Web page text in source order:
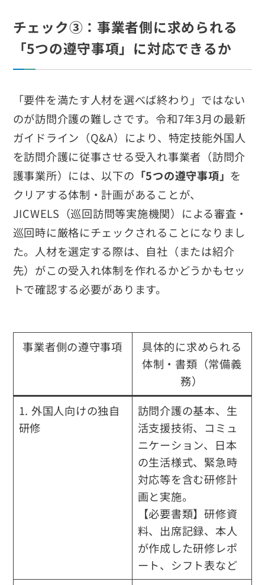
チェック③：事業者側に求められる
「5つの遵守事項」に対応できるか
「要件を満たす人材を選べば終わり」ではない
のが訪問介護の難しさです。令和7年3月の最新
ガイドライン（Q&A）により、特定技能外国人
を訪問介護に従事させる受入れ事業者（訪問介
護事業所）には、以下の 「5つの遵守事項」 を
クリアする体制・計画があることが、
JICWELS（巡回訪問等実施機関）による審査・
巡回時に厳格にチェックされることになりまし
た。人材を選定する際は、自社（または紹介
先）がこの受入れ体制を作れるかどうかもセッ
トで確認する必要があります。
事業者側の遵守事項
具体的に求められる
体制・書類（常備義
務）
1. 外国人向けの独自
研修
訪問介護の基本、生
活支援技術、コミュ
ニケーション、日本
の生活様式、緊急時
対応等を含む研修計
画と実施。
【必要書類】研修資
料、出席記録、本人
が作成した研修レポ
ート、シフト表など